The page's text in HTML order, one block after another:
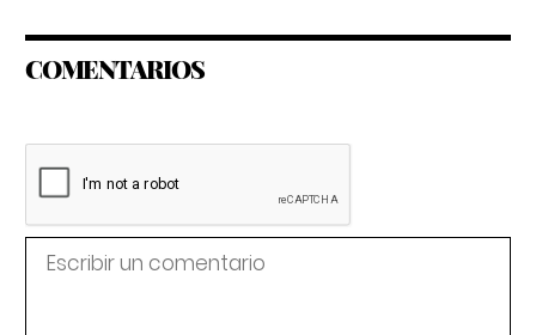
COMENTARIOS